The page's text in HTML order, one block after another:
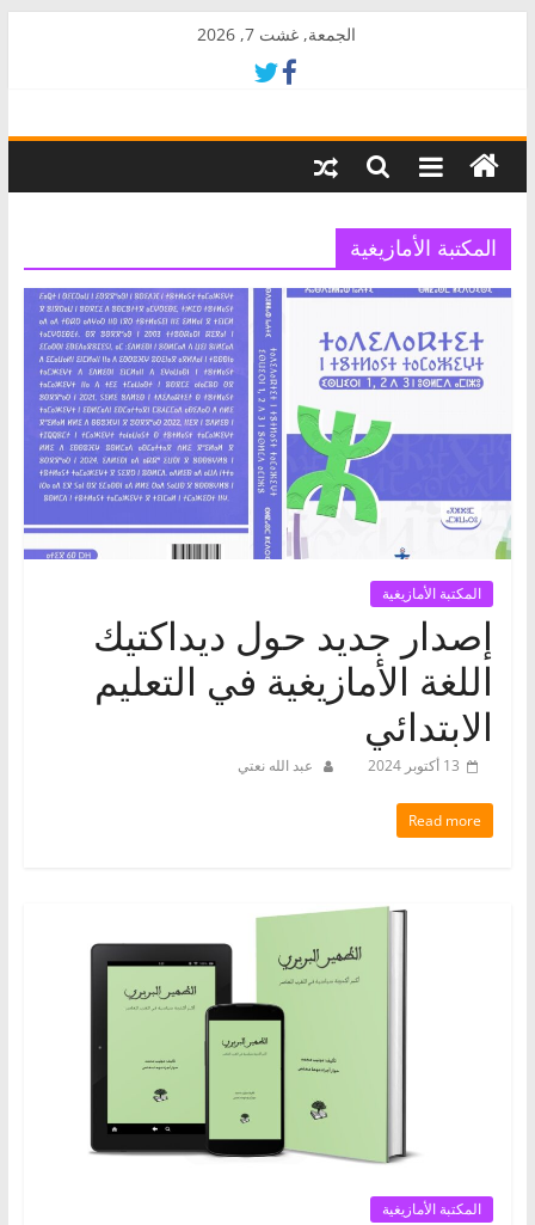
الجمعة, غشت 7, 2026
AkalPress
منبر
المغرب
المكتبة الأمازيغية
المكتبة الأمازيغية
إصدار جديد حول ديداكتيك
اللغة الأمازيغية في التعليم
الابتدائي
13 أكتوبر 2024 عبد الله نعتي
Read more
المكتبة الأمازيغية